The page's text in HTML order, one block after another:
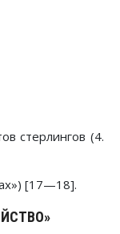
стерлингов (4.
[17—18].